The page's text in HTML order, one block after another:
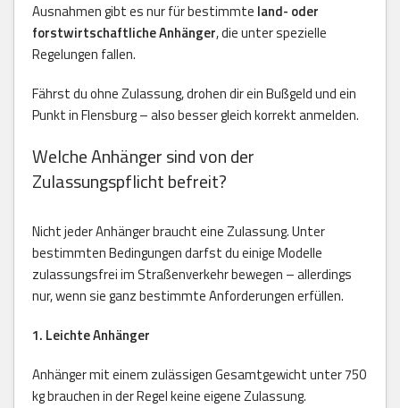
Ausnahmen gibt es nur für bestimmte land- oder
forstwirtschaftliche Anhänger, die unter spezielle
Regelungen fallen.
Fährst du ohne Zulassung, drohen dir ein Bußgeld und ein
Punkt in Flensburg – also besser gleich korrekt anmelden.
Welche Anhänger sind von der
Zulassungspflicht befreit?
Nicht jeder Anhänger braucht eine Zulassung. Unter
bestimmten Bedingungen darfst du einige Modelle
zulassungsfrei im Straßenverkehr bewegen – allerdings
nur, wenn sie ganz bestimmte Anforderungen erfüllen.
1. Leichte Anhänger
Anhänger mit einem zulässigen Gesamtgewicht unter 750
kg brauchen in der Regel keine eigene Zulassung.